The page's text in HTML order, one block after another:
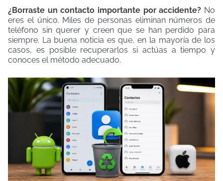
¿Borraste un contacto importante por accidente? No
eres el único. Miles de personas eliminan números de
teléfono sin querer y creen que se han perdido para
siempre. La buena noticia es que, en la mayoría de los
casos, es posible recuperarlos si actúas a tiempo y
conoces el método adecuado.